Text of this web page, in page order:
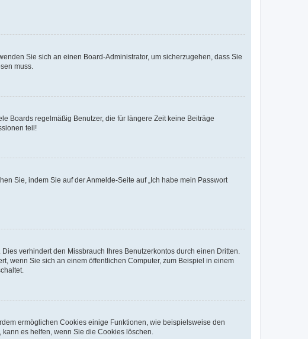
Sie sich an einen Board-Administrator, um sicherzugehen, dass Sie
muss.
Boards regelmäßig Benutzer, die für längere Zeit keine Beiträge
teil!
Sie, indem Sie auf der Anmelde-Seite auf „Ich habe mein Passwort
verhindert den Missbrauch Ihres Benutzerkontos durch einen Dritten.
wenn Sie sich an einem öffentlichen Computer, zum Beispiel in einem
ermöglichen Cookies einige Funktionen, wie beispielsweise den
es helfen, wenn Sie die Cookies löschen.